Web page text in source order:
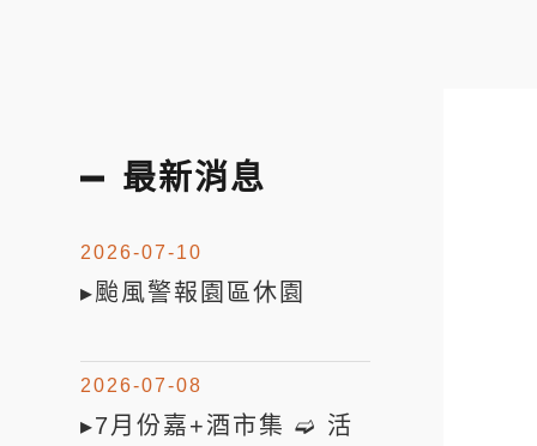
最新消息
2026-07-10
▸颱風警報園區休園
2026-07-08
▸7月份嘉+酒市集 ➫ 活